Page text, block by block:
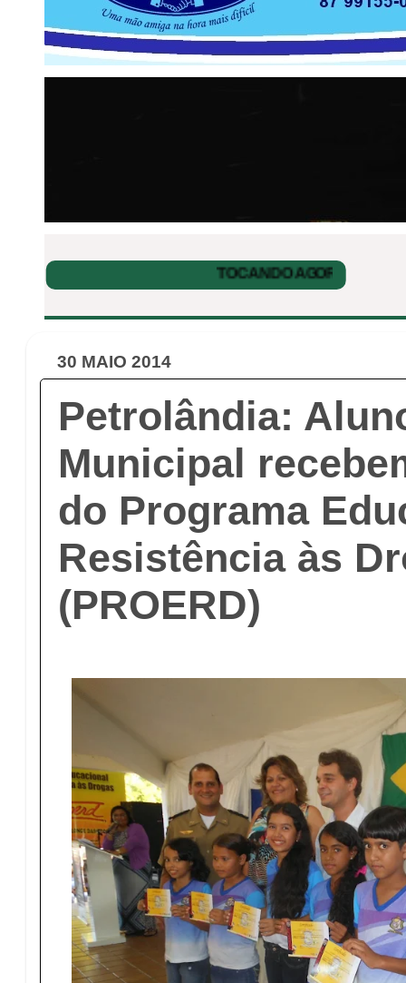
30 MAIO 2014
Petrolândia:
Municipal
do Programa
Resistência às
(PROERD)